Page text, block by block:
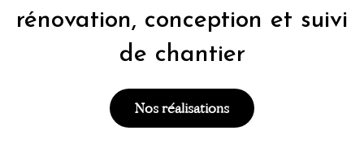
rénovation, conception et suivi
de chantier
Nos réalisations